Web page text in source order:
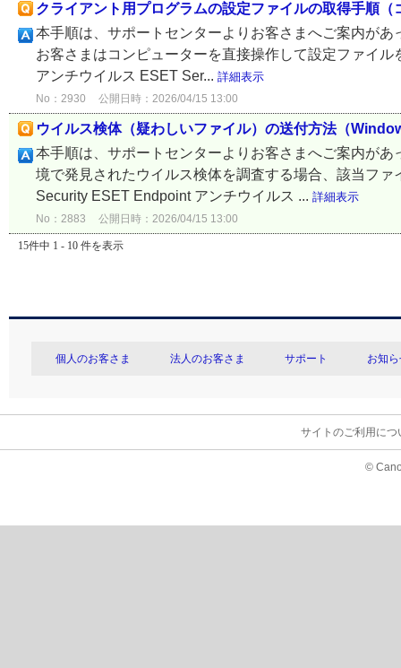
クライアント用プログラムの設定ファイルの取得手順
本手順は、サポートセンターよりお客さまへご案内が
お客さまはコンピューターを直接操作して設定ファイ
アンチウイルス ESET Ser... 詳細表示
No：2930 公開日時：2026/04/15 13:00
ウイルス検体（疑わしいファイル）の送付方法（
本手順は、サポートセンターよりお客さまへご案内が
境で発見されたウイルス検体を調査する場合、該当フ
Security ESET Endpoint アンチウイルス ... 詳細表示
No：2883 公開日時：2026/04/15 13:00
15件中 1 - 10 件を表示
個人のお客さま 法人のお客さま サポート お知
サイトのご利用につ
©